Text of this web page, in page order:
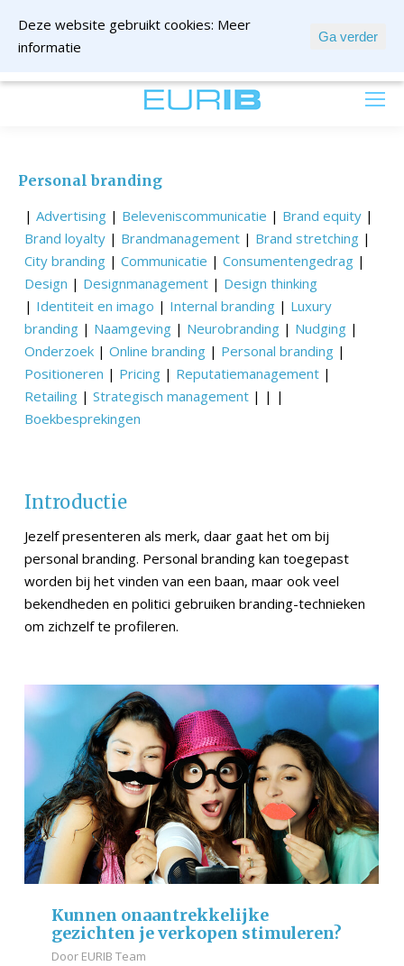
Personal branding
| Advertising | Beleveniscommunicatie | Brand equity |
Brand loyalty | Brandmanagement | Brand stretching |
City branding | Communicatie | Consumentengedrag |
Design | Designmanagement | Design thinking
| Identiteit en imago | Internal branding | Luxury
branding | Naamgeving | Neurobranding | Nudging |
Onderzoek | Online branding | Personal branding |
Positioneren | Pricing | Reputatiemanagement |
Retailing | Strategisch management | | |
Boekbesprekingen
Introductie
Jezelf presenteren als merk, daar gaat het om bij
personal branding. Personal branding kan toegepast
worden bij het vinden van een baan, maar ook veel
bekendheden en politici gebruiken branding-technieken
om zichzelf te profileren.
Kunnen onaantrekkelijke
gezichten je verkopen stimuleren?
Door EURIB Team
Deze website gebruikt cookies: Meer
informatie
Ga verder